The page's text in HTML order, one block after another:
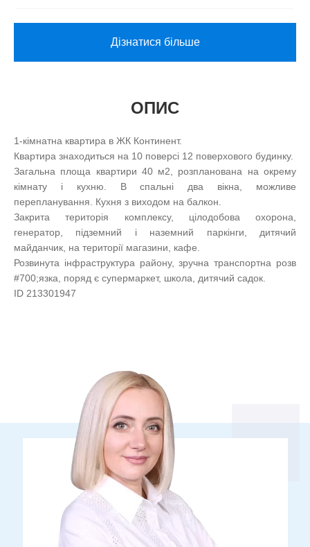
Дізнатися більше
ОПИС
1-кімнатна квартира в ЖК Континент.
Квартира знаходиться на 10 поверсі 12 поверхового будинку.
Загальна площа квартири 40 м2, розпланована на окрему
кімнату і кухню. В спальні два вікна, можливе
перепланування. Кухня з виходом на балкон.
Закрита територія комплексу, цілодобова охорона,
генератор, підземний і наземний паркінги, дитячий
майданчик, на території магазини, кафе.
Розвинута інфраструктура району, зручна транспортна розв
#700;язка, поряд є супермаркет, школа, дитячий садок.
ID 213301947